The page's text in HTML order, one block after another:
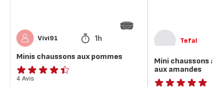
Vivi91 1h
Minis chaussons aux pommes
ratings.4.4
4 Avis
Tefal
Mini chaussons
aux amandes